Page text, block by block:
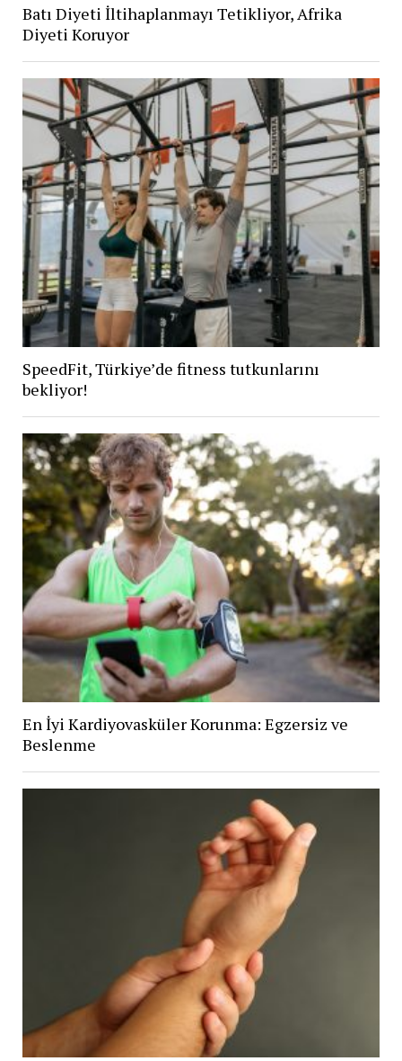
Batı Diyeti İltihaplanmayı Tetikliyor, Afrika
Diyeti Koruyor
SpeedFit, Türkiye’de fitness tutkunlarını
bekliyor!
En İyi Kardiyovasküler Korunma: Egzersiz ve
Beslenme